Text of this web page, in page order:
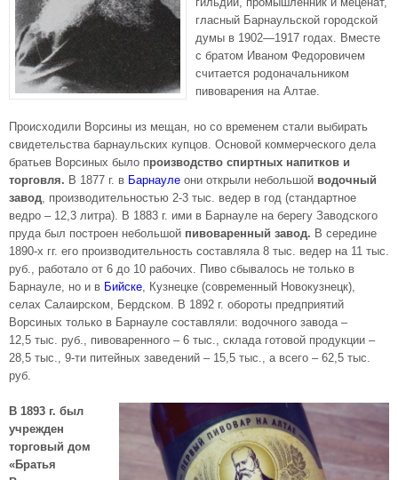
гласный Барнаульской городской
думы в 1902—1917 годах. Вместе
с братом Иваном Федоровичем
считается родоначальником
пивоварения на Алтае.
Происходили Ворсины из мещан, но со временем стали выбирать
свидетельства барнаульских купцов. Основой коммерческого дела
братьев Ворсиных было производство спиртных напитков и
торговля. В 1877 г. в Барнауле они открыли небольшой водочный
завод, производительностью 2-3 тыс. ведер в год (стандартное
ведро – 12,3 литра). В 1883 г. ими в Барнауле на берегу Заводского
пруда был построен небольшой пивоваренный завод. В середине
1890-х гг. его производительность составляла 8 тыс. ведер на 11 тыс.
руб., работало от 6 до 10 рабочих. Пиво сбывалось не только в
Барнауле, но и в Бийске, Кузнецке (современный Новокузнецк),
селах Салаирском, Бердском. В 1892 г. обороты предприятий
Ворсиных только в Барнауле составляли: водочного завода –
12,5 тыс. руб., пивоваренного – 6 тыс., склада готовой продукции –
28,5 тыс., 9-ти питейных заведений – 15,5 тыс., а всего – 62,5 тыс.
руб.
В 1893 г. был
учрежден
торговый дом
«Братья